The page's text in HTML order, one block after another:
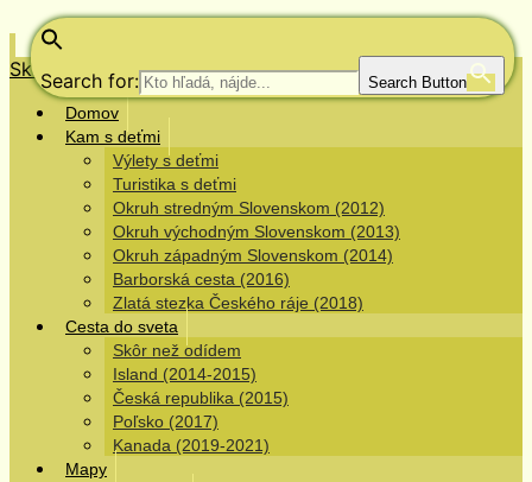
Search for: Search Button
Skip to content
Domov
Kam s deťmi
Výlety s deťmi
Turistika s deťmi
Okruh stredným Slovenskom (2012)
Okruh východným Slovenskom (2013)
Okruh západným Slovenskom (2014)
Barborská cesta (2016)
Zlatá stezka Českého ráje (2018)
Cesta do sveta
Skôr než odídem
Island (2014-2015)
Česká republika (2015)
Poľsko (2017)
Kanada (2019-2021)
Mapy